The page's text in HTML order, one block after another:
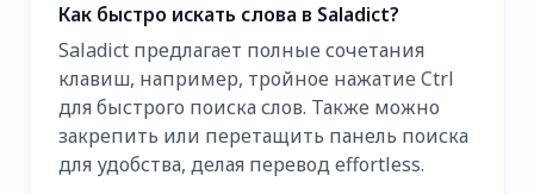
Как быстро искать слова в Saladict?
Saladict предлагает полные сочетания
клавиш, например, тройное нажатие Ctrl
для быстрого поиска слов. Также можно
закрепить или перетащить панель поиска
для удобства, делая перевод effortless.